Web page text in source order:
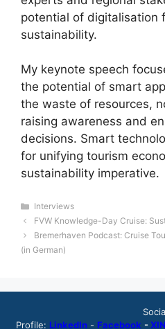
potential of digitalisation
sustainability.
My keynote speech
the potential of smart
the waste of resources,
raising awareness and
decisions. Smart
for unifying tourism
sustainability imperative.
Categories
Interviews
FVW Knowledge-Day Cruise:
Bremerhaven Podcast: Cruise
(in German)
Profile: LinkedIn - Facebook -